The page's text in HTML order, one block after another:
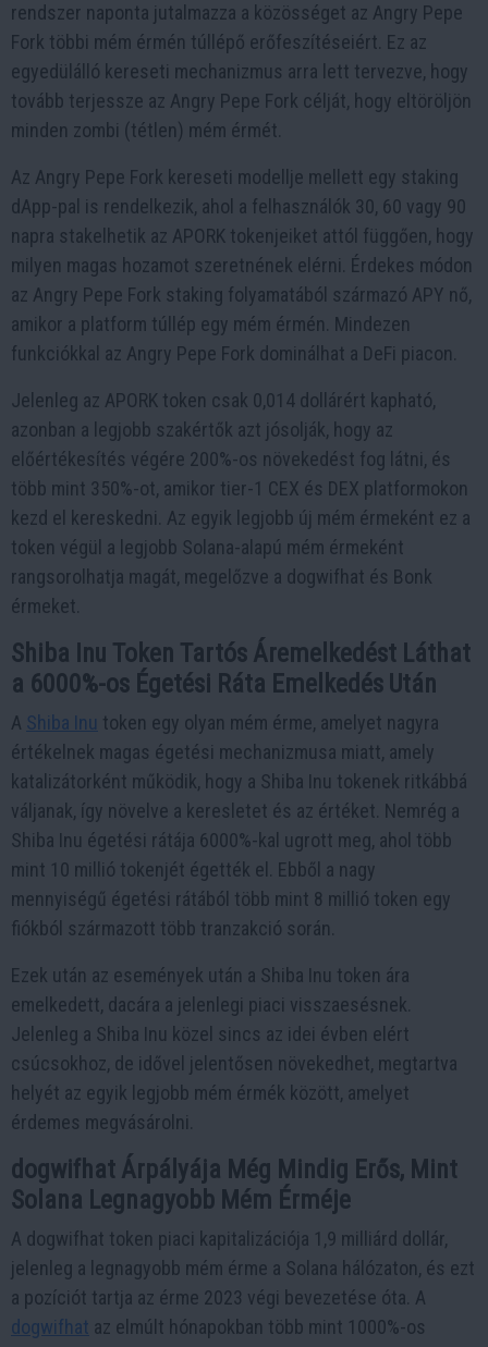
rendszer naponta jutalmazza a közösséget az Angry Pepe
Fork többi mém érmén túllépő erőfeszítéseiért. Ez az
egyedülálló kereseti mechanizmus arra lett tervezve, hogy
tovább terjessze az Angry Pepe Fork célját, hogy eltöröljön
minden zombi (tétlen) mém érmét.
Az Angry Pepe Fork kereseti modellje mellett egy staking
dApp-pal is rendelkezik, ahol a felhasználók 30, 60 vagy 90
napra stakelhetik az APORK tokenjeiket attól függően, hogy
milyen magas hozamot szeretnének elérni. Érdekes módon
az Angry Pepe Fork staking folyamatából származó APY nő,
amikor a platform túllép egy mém érmén. Mindezen
funkciókkal az Angry Pepe Fork dominálhat a DeFi piacon.
Jelenleg az APORK token csak 0,014 dollárért kapható,
azonban a legjobb szakértők azt jósolják, hogy az
előértékesítés végére 200%-os növekedést fog látni, és
több mint 350%-ot, amikor tier-1 CEX és DEX platformokon
kezd el kereskedni. Az egyik legjobb új mém érmeként ez a
token végül a legjobb Solana-alapú mém érmeként
rangsorolhatja magát, megelőzve a dogwifhat és Bonk
érmeket.
Shiba Inu Token Tartós Áremelkedést Láthat
a 6000%-os Égetési Ráta Emelkedés Után
A Shiba Inu token egy olyan mém érme, amelyet nagyra
értékelnek magas égetési mechanizmusa miatt, amely
katalizátorként működik, hogy a Shiba Inu tokenek ritkábbá
váljanak, így növelve a keresletet és az értéket. Nemrég a
Shiba Inu égetési rátája 6000%-kal ugrott meg, ahol több
mint 10 millió tokenjét égették el. Ebből a nagy
mennyiségű égetési rátából több mint 8 millió token egy
fiókból származott több tranzakció során.
Ezek után az események után a Shiba Inu token ára
emelkedett, dacára a jelenlegi piaci visszaesésnek.
Jelenleg a Shiba Inu közel sincs az idei évben elért
csúcsokhoz, de idővel jelentősen növekedhet, megtartva
helyét az egyik legjobb mém érmék között, amelyet
érdemes megvásárolni.
dogwifhat Árpályája Még Mindig Erős, Mint
Solana Legnagyobb Mém Érméje
A dogwifhat token piaci kapitalizációja 1,9 milliárd dollár,
jelenleg a legnagyobb mém érme a Solana hálózaton, és ezt
a pozíciót tartja az érme 2023 végi bevezetése óta. A
dogwifhat az elmúlt hónapokban több mint 1000%-os